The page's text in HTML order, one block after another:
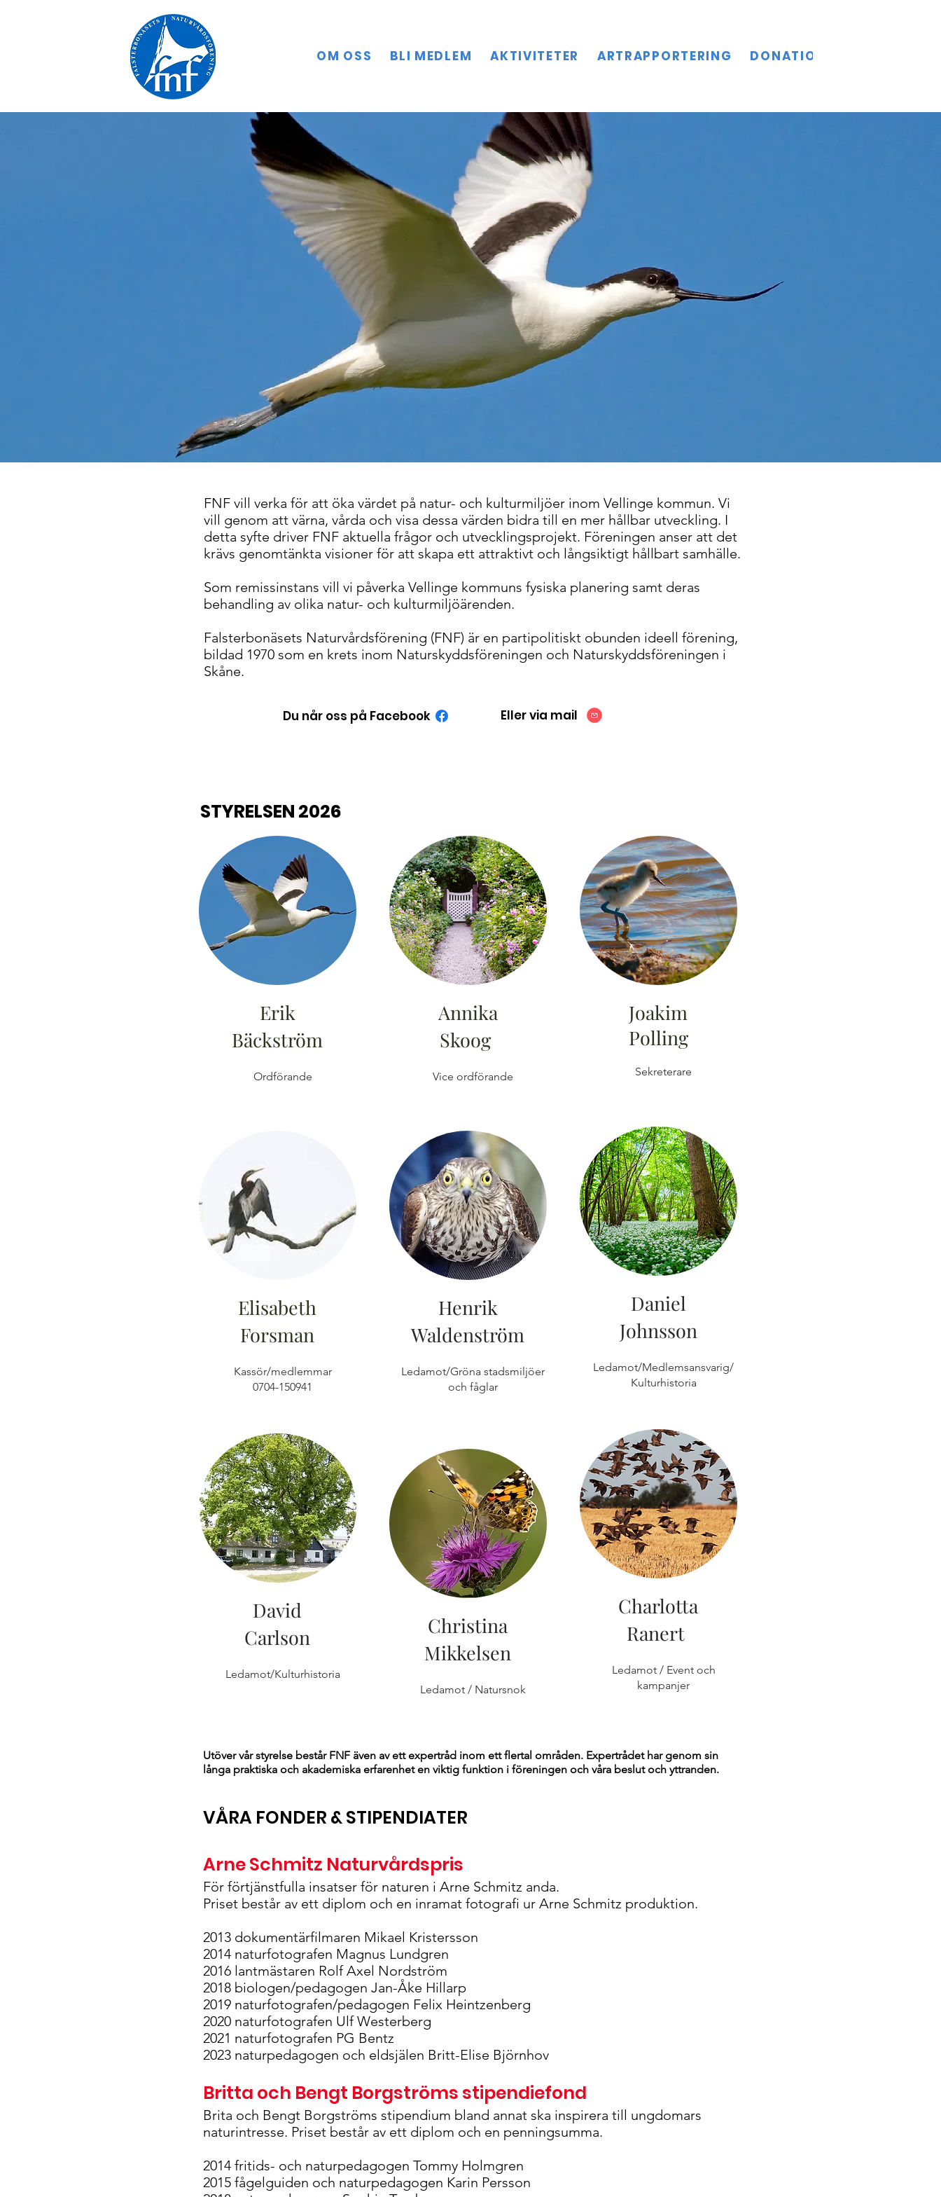
OM OSS BLI MEDLEM AKTIVITETER ARTRAPPORTERING DONATIONER
FNF vill verka för att öka värdet på natur- och kulturmiljöer inom Vellinge kommun. Vi
vill genom att värna, vårda och visa dessa värden bidra till en mer hållbar utveckling. I
detta syfte driver FNF aktuella frågor och utvecklingsprojekt. Föreningen anser att det
krävs genomtänkta visioner för att skapa ett attraktivt och långsiktigt hållbart samhälle.
Som remissinstans vill vi påverka Vellinge kommuns fysiska planering samt deras
behandling av olika natur- och kulturmiljöärenden.
Falsterbonäsets Naturvårdsförening (FNF) är en partipolitiskt obunden ideell förening,
bildad 1970 som en krets inom Naturskyddsföreningen och Naturskyddsföreningen i
Skåne.
Du når oss på Facebook Eller via mail
STYRELSEN 2026
Erik
Bäckström
Ordförande
Elisabeth
Forsman
Kassör/medlemmar
0704-150941
David
Carlson
Ledamot/Kulturhistoria
Annika
Skoog
Vice ordförande
Henrik
Waldenström
Ledamot/Gröna stadsmiljöer
och fåglar
Christina
Mikkelsen
Ledamot / Natursnok
Joakim
Polling
Sekreterare
Daniel
Johnsson
Ledamot/Medlemsansvarig/
Kulturhistoria
Charlotta
Ranert
Ledamot / Event och
kampanjer
Utöver vår styrelse består FNF även av ett expertråd inom ett flertal områden. Expertrådet har genom sin
långa praktiska och akademiska erfarenhet en viktig funktion i föreningen och våra beslut och yttranden.
VÅRA FONDER & STIPENDIATER
Arne Schmitz Naturvårdspris
För förtjänstfulla insatser för naturen i Arne Schmitz anda.
Priset består av ett diplom och en inramat fotografi ur Arne Schmitz produktion.
2013 dokumentärfilmaren Mikael Kristersson
2014 naturfotografen Magnus Lundgren
2016 lantmästaren Rolf Axel Nordström
2018 biologen/pedagogen Jan-Åke Hillarp
2019 naturfotografen/pedagogen Felix Heintzenberg
2020 naturfotografen Ulf Westerberg
2021 naturfotografen PG Bentz
2023 naturpedagogen och eldsjälen Britt-Elise Björnhov
Britta och Bengt Borgströms stipendiefond
Brita och Bengt Borgströms stipendium bland annat ska inspirera till ungdomars
naturintresse. Priset består av ett diplom och en penningsumma.
2014 fritids- och naturpedagogen Tommy Holmgren
2015 fågelguiden och naturpedagogen Karin Persson